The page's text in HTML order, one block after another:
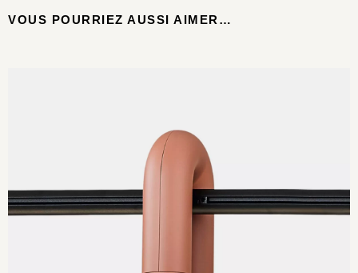
VOUS POURRIEZ AUSSI AIMER…